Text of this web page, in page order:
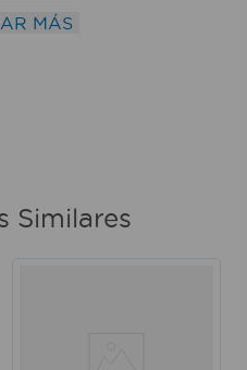
Imágenes
MÁS
Similares